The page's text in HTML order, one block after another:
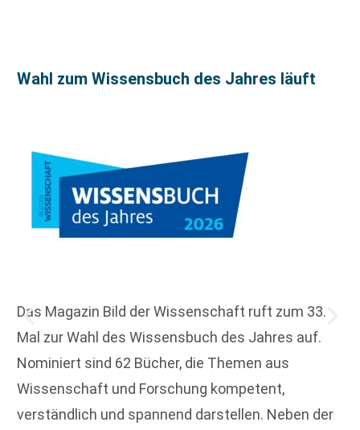
Wahl zum Wissensbuch des Jahres läuft
Das Magazin Bild der Wissenschaft ruft zum 33.
Mal zur Wahl des Wissensbuch des Jahres auf.
Nominiert sind 62 Bücher, die Themen aus
Wissenschaft und Forschung kompetent,
verständlich und spannend darstellen. Neben der